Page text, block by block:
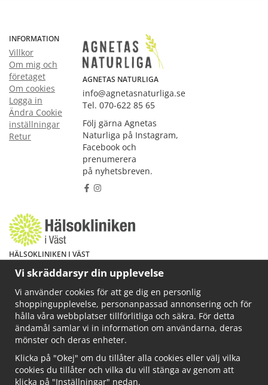
INFORMATION
Villkor
Om mig och
företaget
Om cookies
Logga in
Ändra Cookie
inställningar
Retur
AGNETAS NATURLIGA
info@agnetasnaturliga.se
Tel. 070-622 85 65
Följ gärna Agnetas
Naturliga på Instagram,
Facebook och
prenumerera
på nyhetsbreven.
HÄLSOKLINIKEN I VÄST
Har du hälsoproblem? Fråga mig!
info@ahkliniken.se eller ring 070-622 85 65
Läs gärna mer på www.ahkliniken.se
Vi skräddarsyr din upplevelse
Vi använder cookies för att ge dig en personlig
shoppingupplevelse, personanpassad annonsering och för
hålla våra webbplatser tillförlitliga och säkra. För detta
ändamål samlar vi in information om användarna, deras
mönster och deras enheter.
Klicka på "Okej" om du tillåter alla cookies eller välj vilka
cookies du tillåter och vilka du vill stänga av genom att
klicka på "Inställningar" nedan.